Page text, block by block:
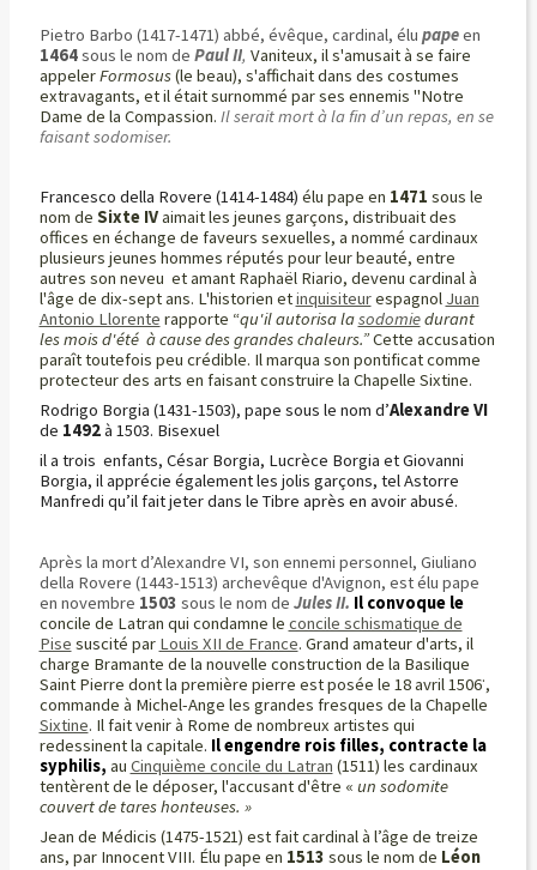
Pietro Barbo (1417-1471) abbé, évêque, cardinal, élu papeen
1464sous le nom de Paul II, Vaniteux, il s'amusait à se faire
appelerFormosus(le beau), s'affichait dans des costumes
extravagants, et il était surnommé par ses ennemis "Notre
Dame de la Compassion. Il serait mort à la fin d’un repas, en se
faisant sodomiser.
Francesco della Rovere (1414-1484) élu pape en 1471 sous le
nom de Sixte IVaimait les jeunes garçons, distribuait des
offices en échange de faveurs sexuelles, a nommé cardinaux
plusieurs jeunes hommes réputés pour leur beauté, entre
autres son neveu et amant Raphaël Riario, devenu cardinal à
l'âge de dix-sept ans. L'historien etinquisiteurespagnol Juan
Antonio Llorente rapporte “qu'il autorisa lasodomiedurant
les mois d'été à cause des grandes chaleurs.”Cette accusation
paraît toutefois peu crédible. Il marqua son pontificat comme
protecteur des arts en faisant construire la Chapelle Sixtine.
Rodrigo Borgia (1431-1503), pape sous le nom d’Alexandre VI
de 1492à 1503. Bisexuel
il a trois enfants, César Borgia, Lucrèce Borgia et Giovanni
Borgia, il apprécie également les jolis garçons, tel Astorre
Manfredi qu’il fait jeter dans le Tibre après en avoir abusé.
Après la mort d’Alexandre VI, son ennemi personnel, Giuliano
della Rovere (1443-1513) archevêque d'Avignon, est élu pape
en novembre 1503 sous le nom de Jules II. Il convoque le
concile de Latran qui condamne le concile schismatique de
Pise suscité par Louis XII de France. Grand amateur d'arts, il
charge Bramante de la nouvelle construction de la Basilique
Saint Pierre dont la première pierre est posée le 18 avril 1506.,
commande à Michel-Ange les grandes fresques de la Chapelle
Sixtine. Il fait venir à Rome de nombreux artistes qui
redessinent la capitale. Il engendre rois filles, contracte la
syphilis, au Cinquième concile du Latran (1511) les cardinaux
tentèrent de le déposer, l'accusant d'être « un sodomite
couvert de tares honteuses. »
Jean de Médicis (1475-1521) est fait cardinal à l’âge de treize
ans, par Innocent VIII. Élu pape en 1513 sous le nom de Léon